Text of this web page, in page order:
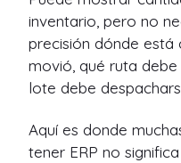
inventario, pero no
precisión dónde está
movió, qué ruta
lote debe
Aquí es donde
tener ERP no